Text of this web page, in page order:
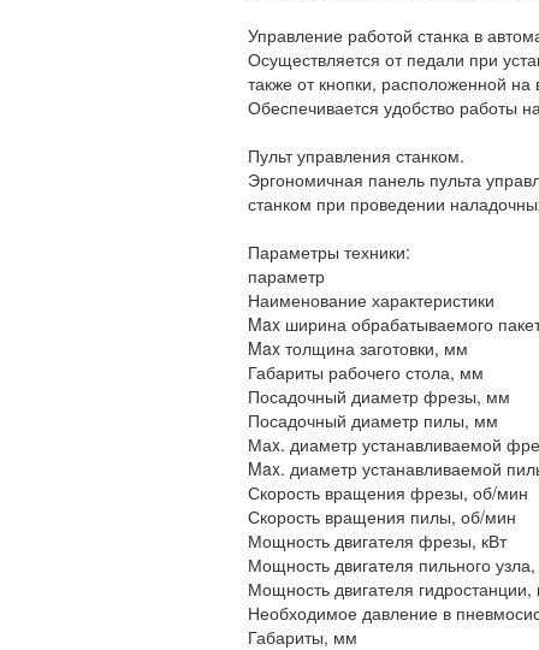
Управление работой станка в
Осуществляется от педали при
также от кнопки, расположенной
Обеспечивается удобство работы
Пульт управления станком.
Эргономичная панель пульта
станком при проведении
Параметры техники:
параметр
Наименование характеристики
Max ширина обрабатываемого
Max толщина заготовки, мм
Габариты рабочего стола, мм
Посадочный диаметр фрезы, мм
Посадочный диаметр пилы, мм
Маx. диаметр устанавливаемой
Max. диаметр устанавливаемой
Скорость вращения фрезы, об/мин
Скорость вращения пилы, об/мин
Мощность двигателя фрезы, кВт
Мощность двигателя пильного узла,
Мощность двигателя гидростанции,
Необходимое давление в
Габариты, мм